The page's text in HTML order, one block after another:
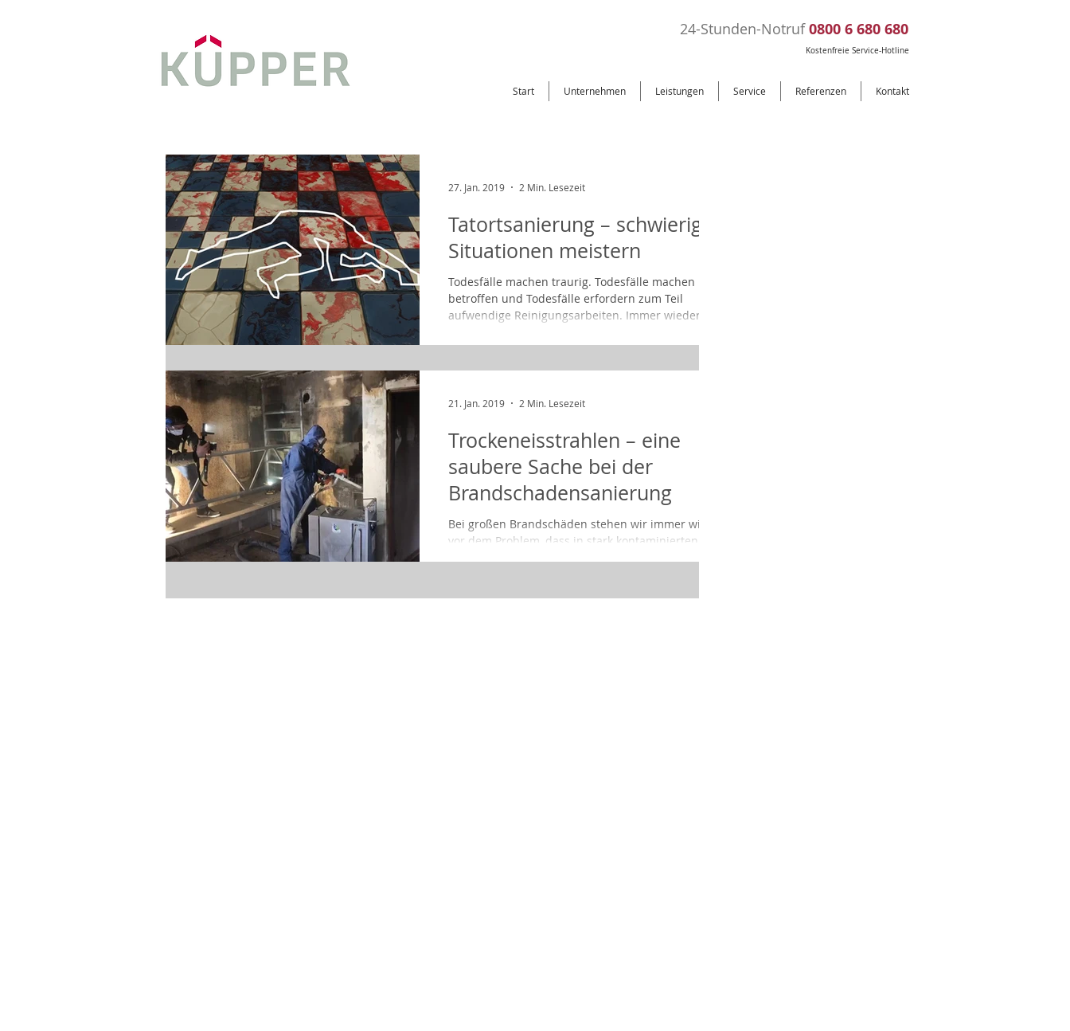
24-Stunden-Notruf0800 6 680 680
Kostenfreie Service-Hotline
Start Unternehmen Leistungen Service Referenzen Kontakt
Tatortsanierung – schwierige
Situationen meistern
Todesfälle machen traurig. Todesfälle machen
betroffen und Todesfälle erfordern zum Teil
aufwendige Reinigungsarbeiten. Immer wieder...
27. Jan. 2019 2 Min. Lesezeit
Trockeneisstrahlen – eine
saubere Sache bei der
Brandschadensanierung
Bei großen Brandschäden stehen wir immer wieder
vor dem Problem, dass in stark kontaminierten
21. Jan. 2019 2 Min. Lesezeit